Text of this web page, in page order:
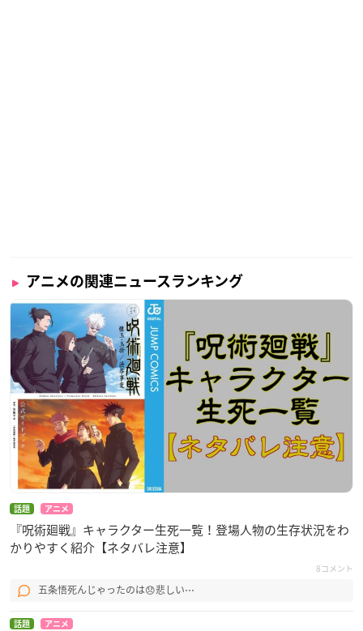
アニメの関連ニュースランキング
話題 アニメ
『呪術廻戦』キャラクター生死一覧！登場人物の生存状況をわ
かりやすく紹介【ネタバレ注意】
8コメント
五条悟死んじゃったのは😞悲しい⋯
話題 アニメ